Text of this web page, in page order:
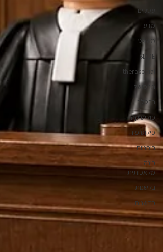
עסקים
מדע
משפט
SDDE
therasocial
תרסושל
ברסלב
פוליטיקה
פילוסופיה
רוחניות
בינה
מלאכותית
בלשנות
חדשנות